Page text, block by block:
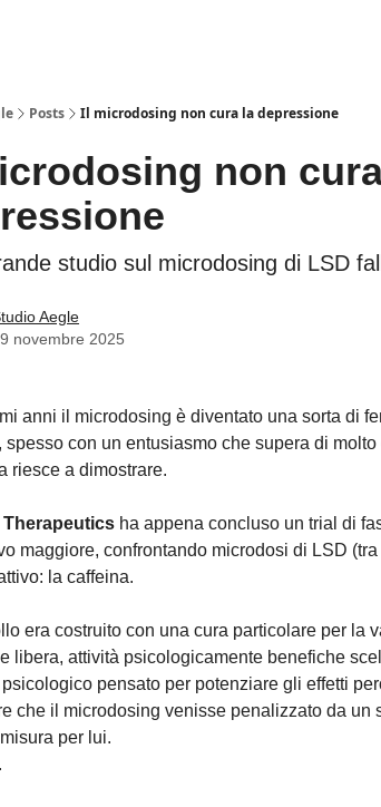
Posts Il microdosing non cura la depressione
non
studio sul microdosing di LSD
Aegle
novembre 2025
anni il microdosing è diventato una sorta di
spesso con un entusiasmo che supera di
riesce a dimostrare.
Therapeutics ha appena concluso un trial di
maggiore, confrontando microdosi di LSD
la caffeina.
era costruito con una cura particolare per la
libera, attività psicologicamente benefiche
pensato per potenziare gli effetti
che il microdosing venisse penalizzato da un
per lui.